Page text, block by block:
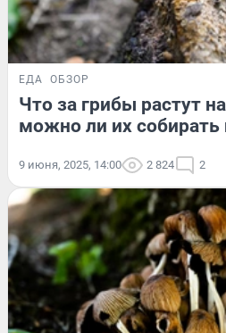
ЕДА ОБЗОР
Что за грибы растут
можно ли их собирать
9 июня, 2025, 14:00 2 824 2